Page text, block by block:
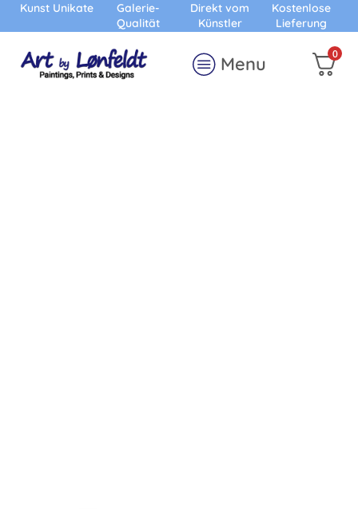
Kunst Unikate
Galerie-
Qualität
Direkt vom
Künstler
Kostenlose
Lieferung
Menu 0